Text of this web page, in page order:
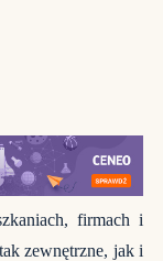
firmach i
zewnętrzne, jak i